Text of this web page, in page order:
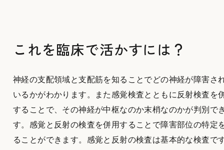
これを臨床で活かすには？
神経の支配領域と支配筋を知ることでどの神経が障害さ
いるかがわかります。また感覚検査とともに反射検査を
することで、その神経が中枢なのか末梢なのかが判別で
す。感覚と反射の検査を併用することで障害部位の特定
ることができます。感覚と反射の検査は基本的な検査で